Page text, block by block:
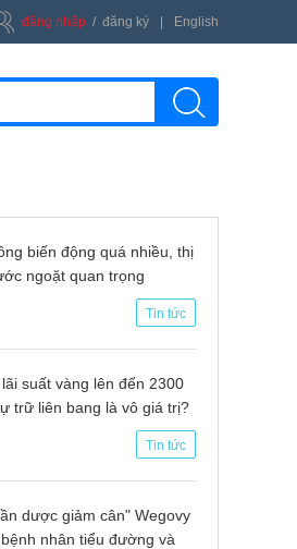
đăng nhập / đăng ký English
biến động quá nhiều, thị
ngoặt quan trọng
Tin tức
suất vàng lên đến 2300
trữ liên bang là vô giá trị?
Tin tức
dược giảm cân" Wegovy
nhân tiểu đường và